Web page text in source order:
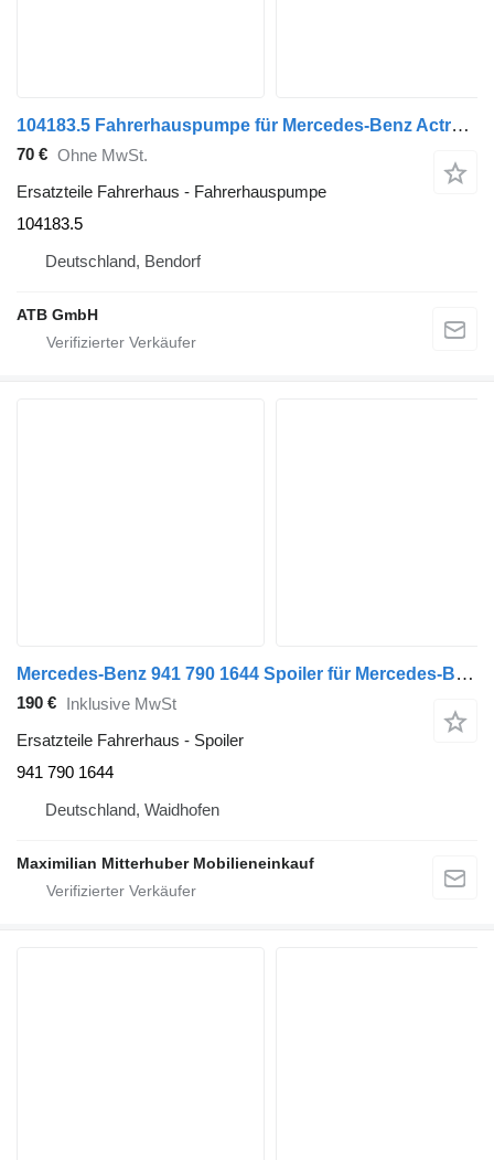
104183.5 Fahrerhauspumpe für Mercedes-Benz Actros MP4 Sattelzugmaschine
70 € Ohne MwSt.
Ersatzteile Fahrerhaus - Fahrerhauspumpe
104183.5
Deutschland, Bendorf
ATB GmbH
Mercedes-Benz 941 790 1644 Spoiler für Mercedes-Benz Actros MP2/MP3 F04 Sattelzugmaschine
190 €
Inklusive MwSt
Ersatzteile Fahrerhaus - Spoiler
941 790 1644
Deutschland, Waidhofen
Maximilian Mitterhuber Mobilieneinkauf